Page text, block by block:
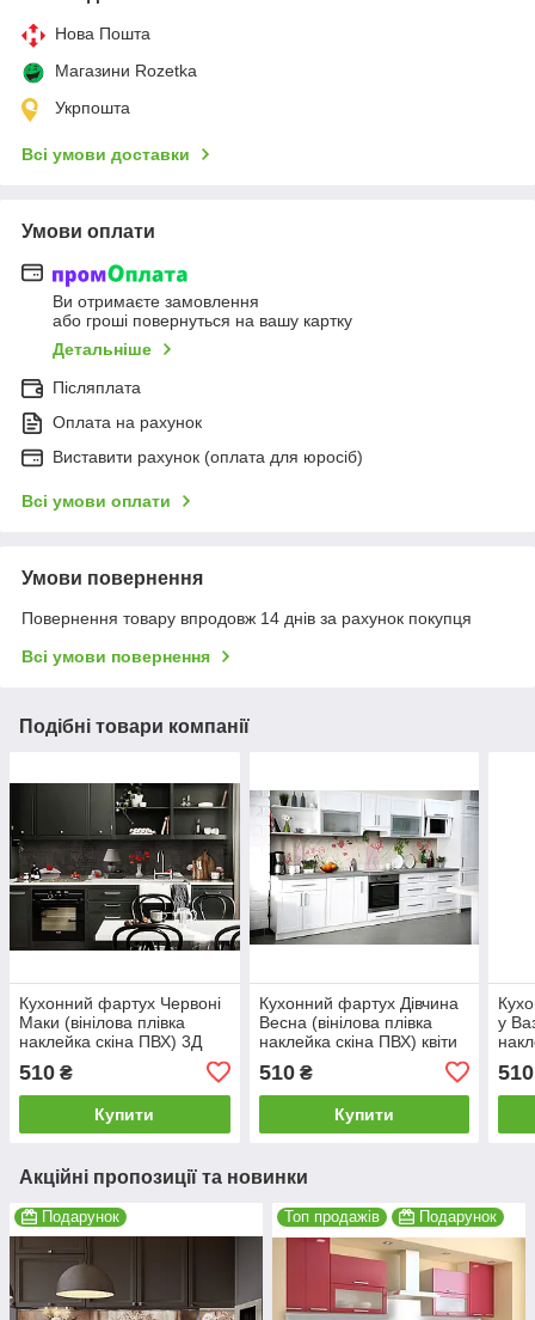
Нова Пошта
Магазини Rozetka
Укрпошта
Всі умови доставки
Умови оплати
Ви отримаєте замовлення
або гроші повернуться на вашу картку
Детальніше
Післяплата
Оплата на рахунок
Виставити рахунок (оплата для юросіб)
Всі умови оплати
Умови повернення
Повернення товару впродовж 14 днів за рахунок покупця
Всі умови повернення
Подібні товари компанії
Кухонний фартух Червоні
Маки (вінілова плівка
наклейка скіна ПВХ) 3Д
продовження столу Сірий
600*2000 мм
510 ₴
Купити
Кухонний фартух Дівчина
Весна (вінілова плівка
наклейка скіна ПВХ) квіти
600*2000 мм
510₴
Купити
у
510
Акційні пропозиції та новинки
Подарунок Топ продажів Подарунок